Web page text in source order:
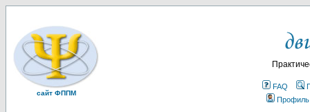
сайт ФППМ
FAQ
Профиль